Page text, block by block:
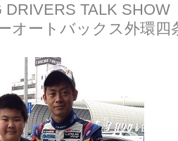
DRIVERS TALK SHOW
オートバックス外環四